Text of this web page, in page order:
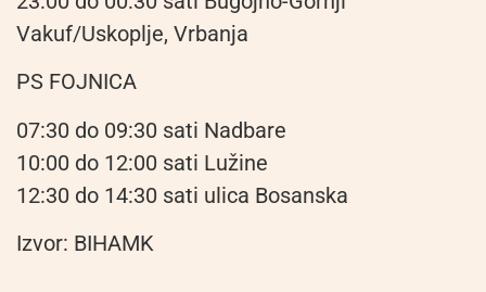
Vakuf/Uskoplje, Vrbanja
PS FOJNICA
07:30 do 09:30 sati Nadbare
10:00 do 12:00 sati Lužine
12:30 do 14:30 sati ulica Bosanska
Izvor: BIHAMK